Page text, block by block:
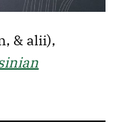
& alii),